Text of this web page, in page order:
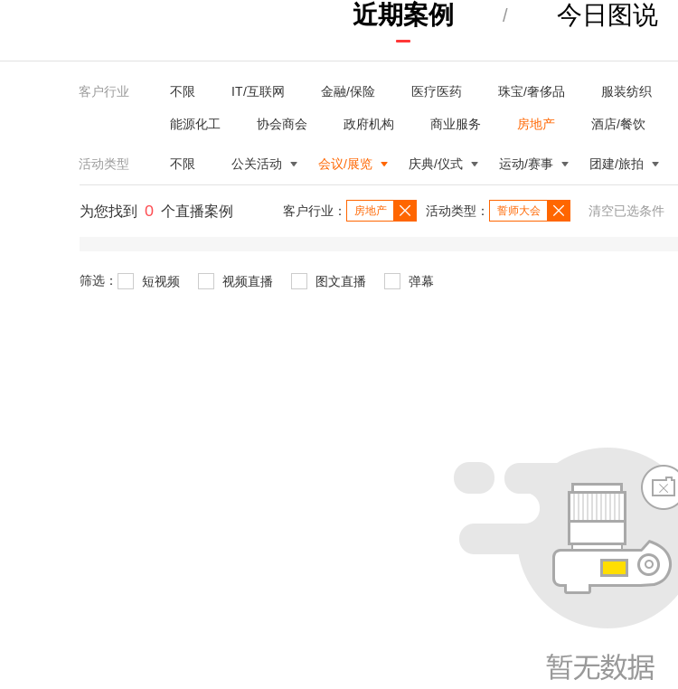
近期案例 / 今日图说
客户行业 不限 IT/互联网 金融/保险 医疗医药 珠宝/奢侈品 服装纺织
能源化工 协会商会 政府机构 商业服务 房地产 酒店/餐饮
活动类型 不限 公关活动 会议/展览 庆典/仪式 运动/赛事 团建/旅拍
为您找到 0 个直播案例 客户行业： 房地产 活动类型： 誓师大会 清空已选条件
筛选： 短视频 视频直播 图文直播 弹幕